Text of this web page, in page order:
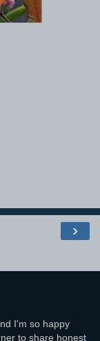
›
I'm so happy
to share honest